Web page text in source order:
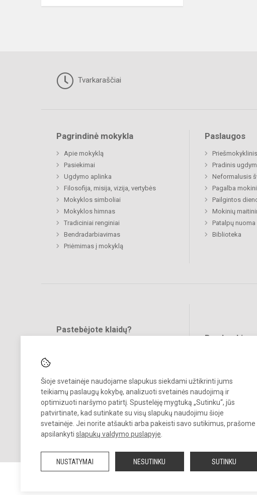
Šioje svetainėje naudojame slapukus siekdami užtikrinti jums
teikiamų paslaugų kokybę, analizuoti svetainės naudojimą ir
optimizuoti naršymo patirtį. Spustelėję mygtuką „Sutinku“, jūs
patvirtinate, kad sutinkate su visų slapukų naudojimu šioje
svetainėje. Jei norite atšaukti arba pakeisti savo sutikimus, prašome
apsilankyti slapukų valdymo puslapyje
NUSTATYMAI NESUTINKU SUTINKU
Tvarkaraščiai
Pagrindinė mokykla
Apie mokyklą
Pasiekimai
Ugdymo aplinka
Filosofija, misija, vizija, vertybės
Mokyklos simboliai
Mokyklos himnas
Tradiciniai renginiai
Bendradarbiavimas
Priėmimas į mokyklą
Paslaugos
Pradinis
Neformalusis
Pagalba
Pailgintos
Mokinių
Patalpų nuoma
Biblioteka
Pastebėjote klaidų?
Bendraukime
© 2023. Jonavos Panerio pradinė mokykla. Visos teisės saugomos.
Kopijuoti turinį be raštiško įstaigos administracijos sutikimo griežtai